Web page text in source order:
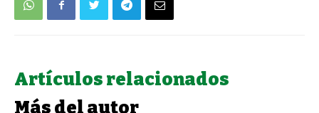
Artículos relacionados
Más del autor